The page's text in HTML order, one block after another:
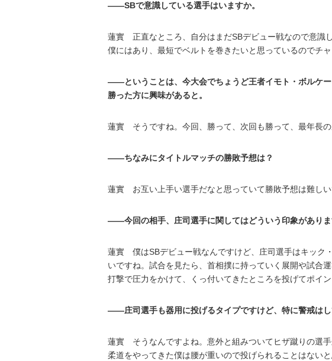
――SBで意識している選手はいますか。
蓮實 正直なところ、自分はまだSBデビュー戦なので意識
僕にはあり、最短でベルトを巻きたいと思っているのでチ
――ということは、今大会でちょうど王者イモト・ボルケ
勝った方に興味があると。
蓮實 そうですね。今回、勝って、次回も勝って、最年長
――ちなみにタイトルマッチの勝敗予想は？
蓮實 お互い上手い選手だなと思っていて勝敗予想は難し
――今回の相手、庄司選手に関してはどういう印象がありま
蓮實 僕はSBデビュー戦なんですけど、庄司選手はキック
いですね。試合を見たら、首相撲に持っていく展開や試合
打撃で圧力をかけて、くっ付いてきたところを投げてポイ
――庄司選手も器用に投げるタイプですけど、特に警戒はし
蓮實 そうなんですよね。意外と組みついてヒザ蹴りの選
柔道をやってきた僕は腰が重いので投げられることはない